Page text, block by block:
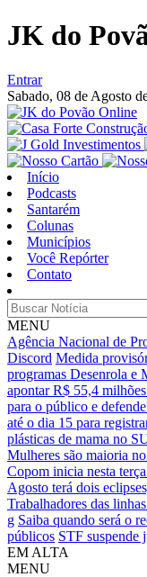
JK do
Entrar
Sabado, 08 de Agosto
Início
Podcasts
Santarém
Colunas
Municípios
Você Repórter
Contato
MENU
Agência Nacional de
Discord Medida
programas Desenrola e
apontar R$ 55,4
para o público e
até o dia 15 para
plásticas de mama no
Mulheres são maioria
Copom inicia nesta
Agosto terá dois
Trabalhadores das
g Saiba quando será o
públicos STF suspende
EM ALTA
MENU